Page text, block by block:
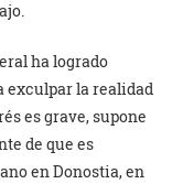
ha logrado
exculpar la realidad
es grave, supone
de que es
en Donostia, en